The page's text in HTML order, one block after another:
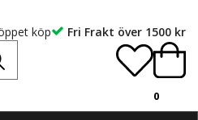
köp Fri Frakt över 1500 kr
0